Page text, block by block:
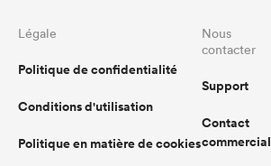
Légale
Politique de confidentialité
Conditions d'utilisation
Politique en matière de cookies
Nous
contacter
Support
Contact
commercial